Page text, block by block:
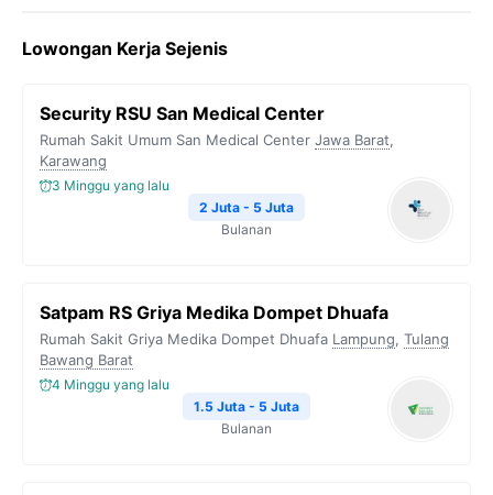
e
o
o
k
t
e
r
e
r
m
t
A
y
i
Lowongan Kerja Sejenis
Security RSU San Medical Center
Rumah Sakit Umum San Medical Center Jawa Barat,
Karawang
3 Minggu yang lalu
2 Juta - 5 Juta
Bulanan
Satpam RS Griya Medika Dompet Dhuafa
Rumah Sakit Griya Medika Dompet Dhuafa Lampung, Tulang
Bawang Barat
4 Minggu yang lalu
1.5 Juta - 5 Juta
Bulanan